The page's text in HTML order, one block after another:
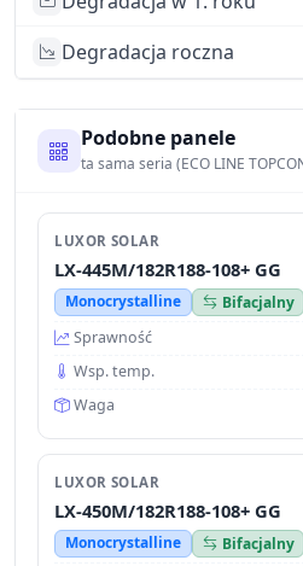
Degradacja roczna
Podobne panele
ta sama seria (ECO LINE
LUXOR SOLAR
LX-445M/182R188-108+ GG
Monocrystalline
Bifacjalny
Sprawność
Wsp. temp.
Waga
LUXOR SOLAR
LX-450M/182R188-108+ GG
Monocrystalline
Bifacjalny